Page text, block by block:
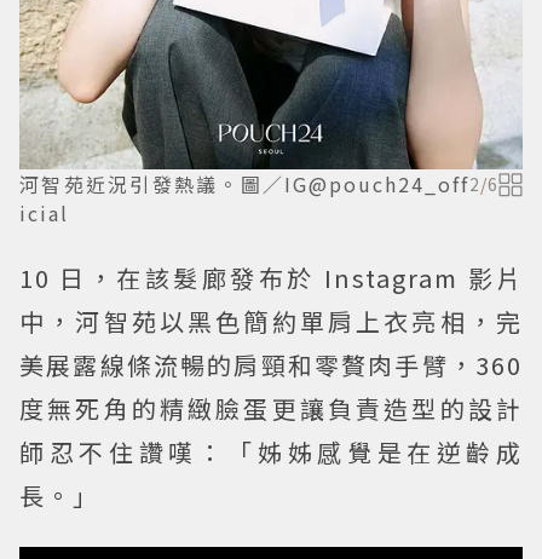
河智苑近況引發熱議。圖／IG@pouch24_off
icial
2/6
10 日，在該髮廊發布於 Instagram 影片
中，河智苑以黑色簡約單肩上衣亮相，完
美展露線條流暢的肩頸和零贅肉手臂，360
度無死角的精緻臉蛋更讓負責造型的設計
師忍不住讚嘆：「姊姊感覺是在逆齡成
長。」